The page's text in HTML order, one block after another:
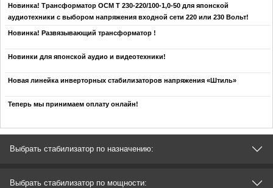
Новинка! Трансформатор ОСМ Т 230-220/100-1,0-50 для японской
аудиотехники с выбором напряжения входной сети 220 или 230 Вольт!
Новинка! Развязывающий трансформатор !
Новинки для японской аудио и видеотехники!
Новая линейка инверторных стабилизаторов напряжения «Штиль»
Теперь мы принимаем оплату онлайн!
Выбрать стабилизатор по назначению:
Выбрать стабилизатор по мощности: